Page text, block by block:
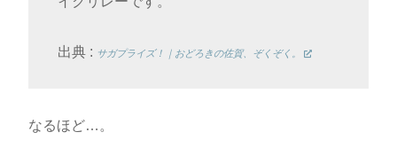
出典 : サガプライズ！｜おどろきの佐賀、ぞくぞく。
なるほど…。